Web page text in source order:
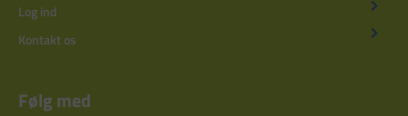
Log ind
Kontakt os
Følg med